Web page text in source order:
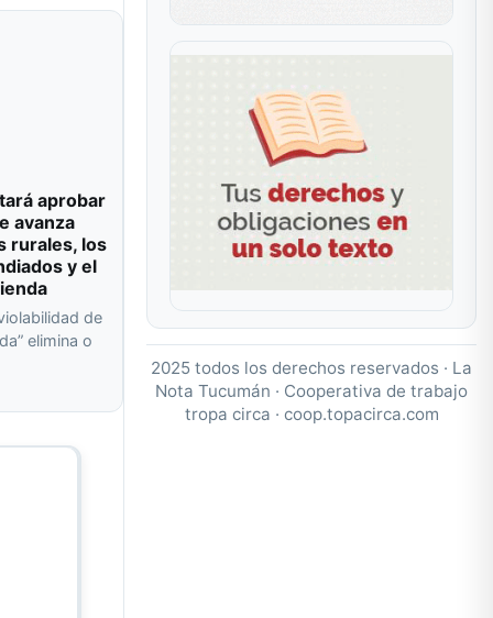
aprobar
avanza
rurales, los
y el
de
elimina o
2025 todos los derechos reservados · La
Nota Tucumán · Cooperativa de trabajo
tropa circa · coop.topacirca.com